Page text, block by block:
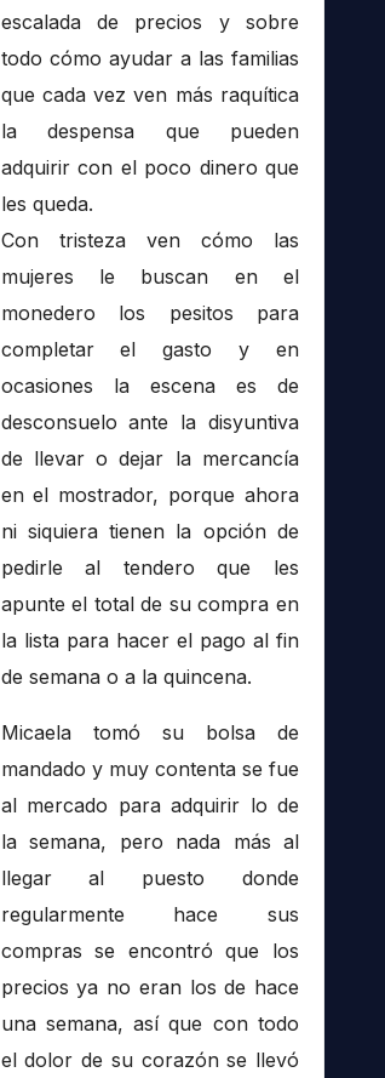
escalada de precios y sobre
todo cómo ayudar a las familias
que cada vez ven más raquítica
la despensa que pueden
adquirir con el poco dinero que
les queda.
Con tristeza ven cómo las
mujeres le buscan en el
monedero los pesitos para
completar el gasto y en
ocasiones la escena es de
desconsuelo ante la disyuntiva
de llevar o dejar la mercancía
en el mostrador, porque ahora
ni siquiera tienen la opción de
pedirle al tendero que les
apunte el total de su compra en
la lista para hacer el pago al fin
de semana o a la quincena.
Micaela tomó su bolsa de
mandado y muy contenta se fue
al mercado para adquirir lo de
la semana, pero nada más al
llegar al puesto donde
regularmente hace sus
compras se encontró que los
precios ya no eran los de hace
una semana, así que con todo
el dolor de su corazón se llevó